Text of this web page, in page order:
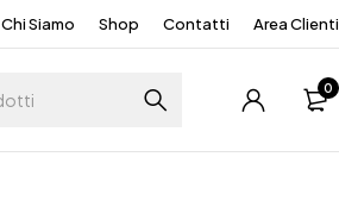
Chi Siamo Shop Contatti Area Clienti
0